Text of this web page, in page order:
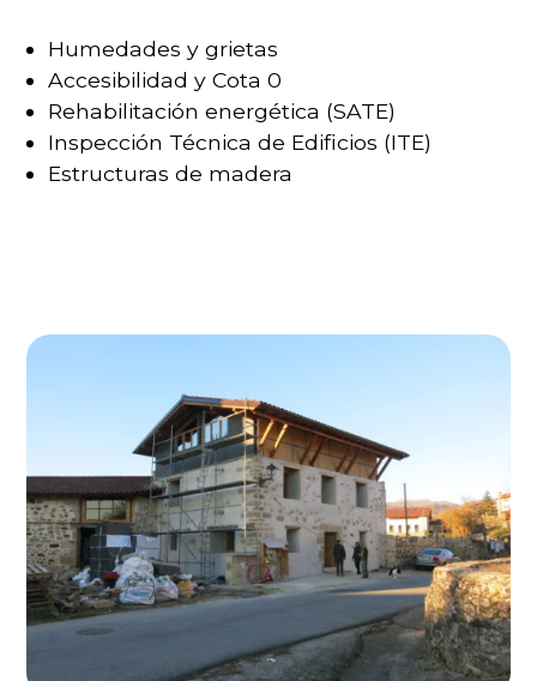
Humedades y grietas
Accesibilidad y Cota 0
Rehabilitación energética (SATE)
Inspección Técnica de Edificios (ITE)
Estructuras de madera